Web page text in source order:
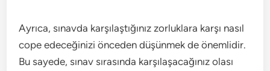
Ayrıca, sınavda karşılaştığınız zorluklara karşı nasıl
cope edeceğinizi önceden düşünmek de önemlidir.
Bu sayede, sınav sırasında karşılaşacağınız olası